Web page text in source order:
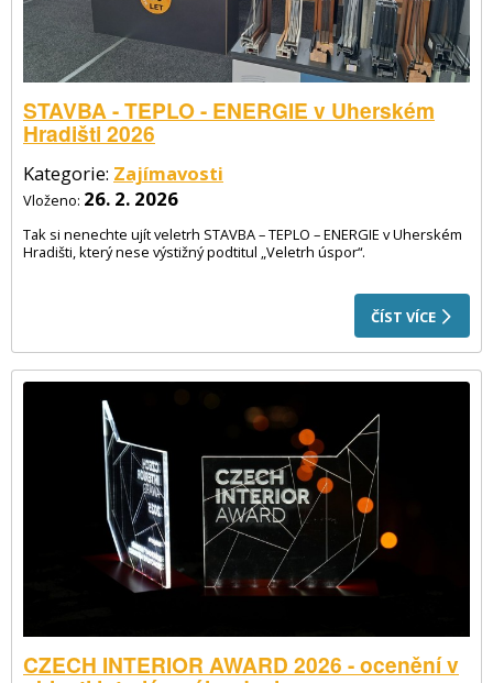
STAVBA - TEPLO - ENERGIE v Uherském
Hradišti 2026
Kategorie: Zajímavosti
Vloženo: 26. 2. 2026
Tak si nenechte ujít veletrh STAVBA – TEPLO – ENERGIE v Uherském
Hradišti, který nese výstižný podtitul „Veletrh úspor“.
ČÍST VÍCE
CZECH INTERIOR AWARD 2026 - ocenění v